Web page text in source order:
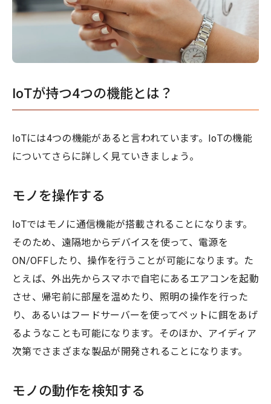
IoTが持つ4つの機能とは？
IoTには4つの機能があると言われています。IoTの機能
についてさらに詳しく見ていきましょう。
モノを操作する
IoTではモノに通信機能が搭載されることになります。
そのため、遠隔地からデバイスを使って、電源を
ON/OFFしたり、操作を行うことが可能になります。た
とえば、外出先からスマホで自宅にあるエアコンを起動
させ、帰宅前に部屋を温めたり、照明の操作を行った
り、あるいはフードサーバーを使ってペットに餌をあげ
るようなことも可能になります。そのほか、アイディア
次第でさまざまな製品が開発されることになります。
モノの動作を検知する